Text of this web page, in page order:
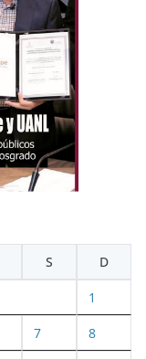
S D
1
7 8